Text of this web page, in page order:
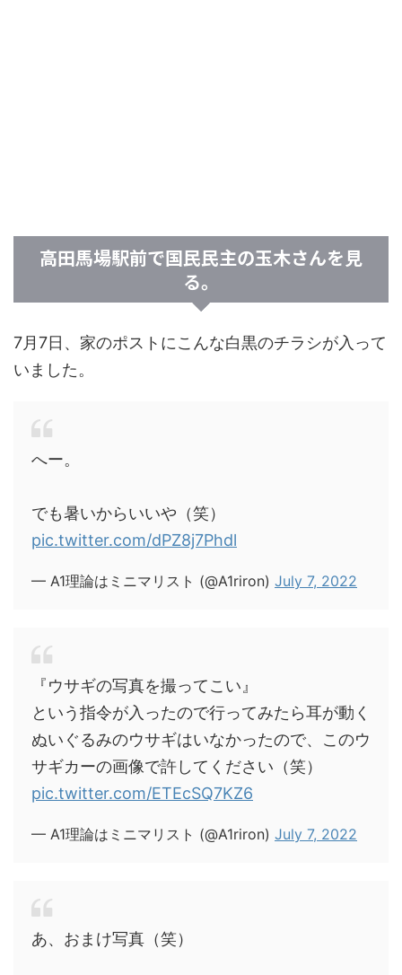
高田馬場駅前で国民民主の玉木さんを見
る。
7月7日、家のポストにこんな白黒のチラシが入って
いました。
へー。
でも暑いからいいや（笑）
pic.twitter.com/dPZ8j7Phdl
— A1理論はミニマリスト (@A1riron) July 7, 2022
『ウサギの写真を撮ってこい』
という指令が入ったので行ってみたら耳が動く
ぬいぐるみのウサギはいなかったので、このウ
サギカーの画像で許してください（笑）
pic.twitter.com/ETEcSQ7KZ6
— A1理論はミニマリスト (@A1riron) July 7, 2022
あ、おまけ写真（笑）